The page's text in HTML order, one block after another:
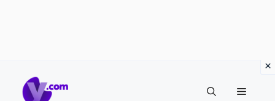
Menu